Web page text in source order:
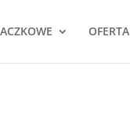
OFERTA